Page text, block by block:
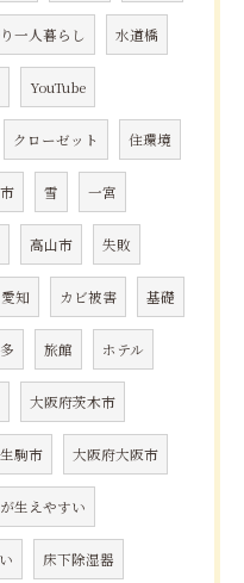
一人暮らし 水道橋
YouTube
クローゼット 住環境
雪 一宮
高山市 失敗
愛知 カビ被害 基礎
旅館 ホテル
大阪府茨木市
駒市 大阪府大阪市
生えやすい
床下除湿器